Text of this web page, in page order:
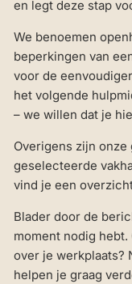
en legt deze stap
We benoemen
beperkingen van
voor de
het volgende
– we willen dat je
Overigens zijn
geselecteerde
vind je een
Blader door de
moment nodig
over je werkplaats?
helpen je graag